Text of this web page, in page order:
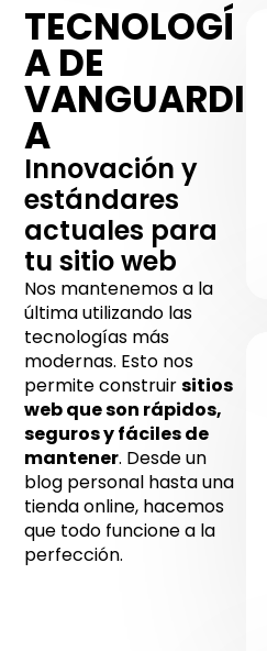
TECNOLOGÍ
A DE
VANGUARDI
A
Innovación y
estándares
actuales para
tu sitio web
Nos mantenemos a la
última utilizando las
tecnologías más
modernas. Esto nos
permite construirsitios
web que son rápidos,
seguros y fáciles de
mantener. Desde un
blog personal hasta una
tienda online, hacemos
que todo funcione a la
perfección.